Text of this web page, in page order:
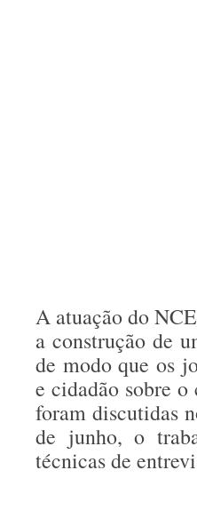
A atuação do
a construção de
de modo que os
e cidadão sobre
foram discutidas
de junho, o
técnicas de